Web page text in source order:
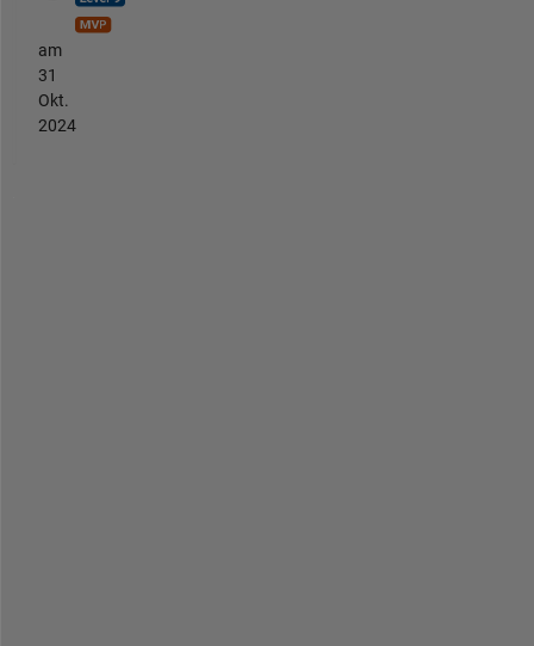
am
31
Okt.
2024